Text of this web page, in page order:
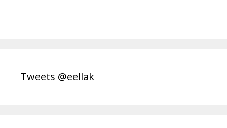
Tweets @eellak